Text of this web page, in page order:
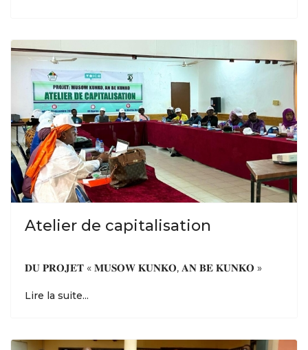
Atelier de capitalisation
𝐃𝐔 𝐏𝐑𝐎𝐉𝐄𝐓 « 𝐌𝐔𝐒𝐎𝐖 𝐊𝐔𝐍𝐊𝐎, 𝐀𝐍 𝐁𝐄 𝐊𝐔𝐍𝐊𝐎 »
Lire la suite...